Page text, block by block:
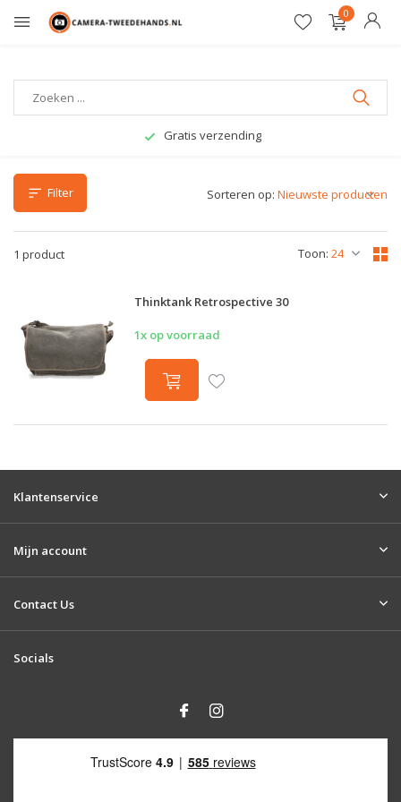
0
Gratis verzending
Filter
1 product Toon:
Sorteren op:
Thinktank Retrospective 30
1x op voorraad
Klantenservice
Mijn account
Contact Us
Socials